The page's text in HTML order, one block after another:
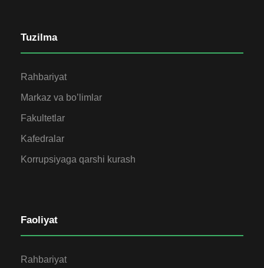
Tuzilma
Rahbariyat
Markaz va bo’limlar
Fakultetlar
Kafedralar
Korrupsiyaga qarshi kurash
Faoliyat
Rahbariyat